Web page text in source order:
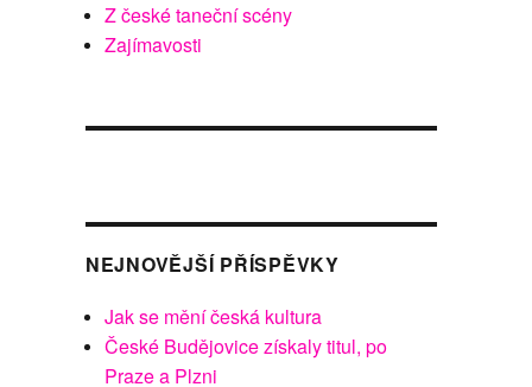
Z české taneční scény
Zajímavosti
NEJNOVĚJŠÍ PŘÍSPĚVKY
Jak se mění česká kultura
České Budějovice získaly titul, po
Praze a Plzni